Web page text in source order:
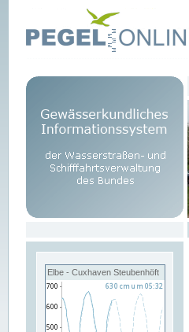
Elbe - Cuxhaven Steubenhöft